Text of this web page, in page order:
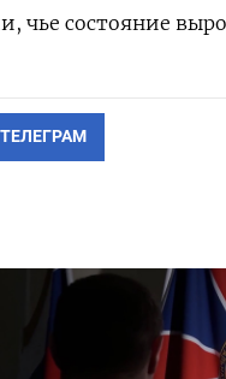
чье состояние